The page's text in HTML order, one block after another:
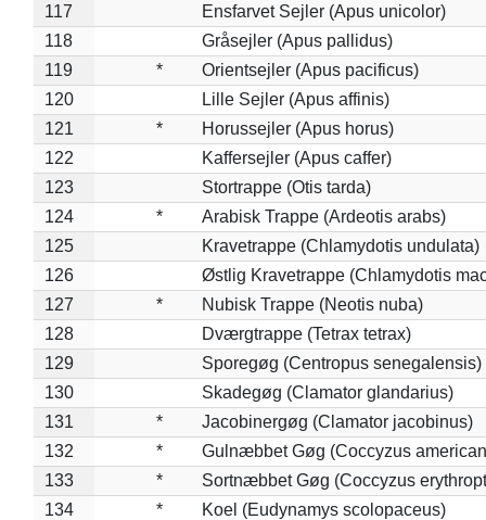
117
Ensfarvet Sejler (Apus unicolor)
118
Gråsejler (Apus pallidus)
119
*
Orientsejler (Apus pacificus)
120
Lille Sejler (Apus affinis)
121
*
Horussejler (Apus horus)
122
Kaffersejler (Apus caffer)
123
Stortrappe (Otis tarda)
124
*
Arabisk Trappe (Ardeotis arabs)
125
Kravetrappe (Chlamydotis undulata)
126
Østlig Kravetrappe (Chlamydotis
127
*
Nubisk Trappe (Neotis nuba)
128
Dværgtrappe (Tetrax tetrax)
129
Sporegøg (Centropus senegalensis)
130
Skadegøg (Clamator glandarius)
131
*
Jacobinergøg (Clamator jacobinus)
132
*
Gulnæbbet Gøg (Coccyzus
133
*
Sortnæbbet Gøg (Coccyzus
134
*
Koel (Eudynamys scolopaceus)